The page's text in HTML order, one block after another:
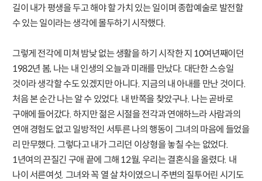
길이 내가 평생을 두고 해야 할 가치 있는 일이며 종합예술로 발전할
수 있는 일이라는 생각에 몰두하기 시작했다.
그렇게 전각에 미쳐 밤낮 없는 생활을 하기 시작한 지 10여년째이던
1982년 봄, 나는 내 인생의 오늘과 미래를 만났다. 대단한 스승일
것이라 생각할 수도 있겠지만 아니다. 지금의 내 아내를 만난 것이다.
처음 본 순간 나는 알 수 있었다. 내 반쪽을 찾았구나. 나는 곧바로
구애에 들어갔다. 하지만 젊은 시절을 전각과 연애하느라 사람과의
연애 경험도 없고 일방적인 서투른 나의 행동이 그녀의 마음에 들었을
리 만무했다. 그렇다고 내가 그리던 이상형을 놓칠 수는 없었다.
1년여의 끈질긴 구애 끝에 그해 12월, 우리는 결혼식을 올렸다. 내
나이 서른여섯. 그녀와 꼭 열 살 차이였으니 주변의 질투어린 시기도